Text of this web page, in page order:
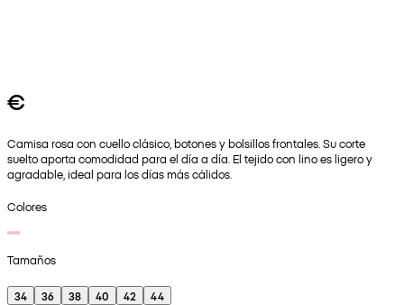
€
Camisa rosa con cuello clásico, botones y bolsillos frontales. Su corte
suelto aporta comodidad para el día a día. El tejido con lino es ligero y
agradable, ideal para los días más cálidos.
Colores
Tamaños
34 36 38 40 42
44